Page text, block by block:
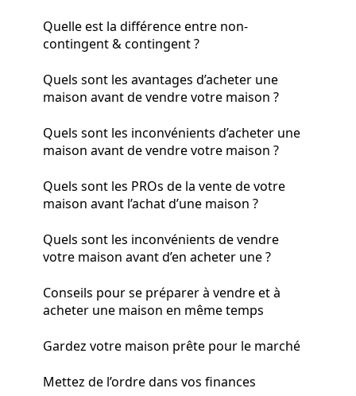
Quelle est la différence entre non-
contingent & contingent ?
Quels sont les avantages d’acheter une
maison avant de vendre votre maison ?
Quels sont les inconvénients d’acheter une
maison avant de vendre votre maison ?
Quels sont les PROs de la vente de votre
maison avant l’achat d’une maison ?
Quels sont les inconvénients de vendre
votre maison avant d’en acheter une ?
Conseils pour se préparer à vendre et à
acheter une maison en même temps
Gardez votre maison prête pour le marché
Mettez de l’ordre dans vos finances